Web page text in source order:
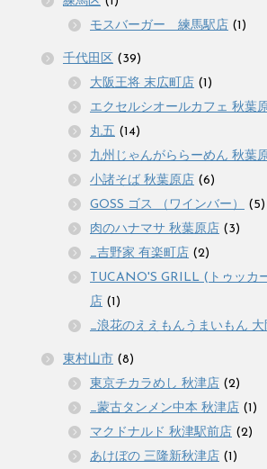
モスバーガー 練馬駅店 (1)
千代田区 (39)
大阪王将 末広町店 (1)
エクセルシオールカフェ 秋葉
丸五 (14)
九州じゃんがららーめん 秋葉
小諸そば 秋葉原店 (6)
GOSS ゴス （ワインバー）
(5)
肉のハナマサ 秋葉原店 (3)
_吉野家 有楽町店 (2)
TUCANO'S GRILL (トゥッカ
店 (1)
_浪花のええもんうまいもん 大
東村山市 (8)
東京チカラめし 秋津店 (2)
_蒙古タンメン中本 秋津店 (1)
マクドナルド 秋津駅前店 (2)
あけぼの 三隆新秋津店 (1)